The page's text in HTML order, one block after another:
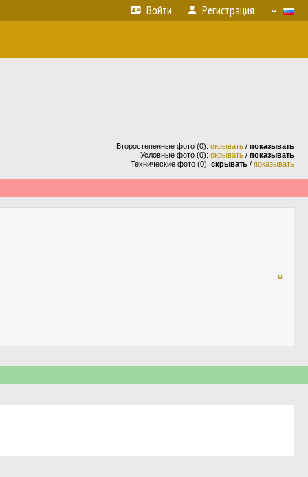
Войти Регистрация
Второстепенные фото (0): скрывать / показывать
Условные фото (0): скрывать / показывать
Технические фото (0): скрывать / показывать
¤